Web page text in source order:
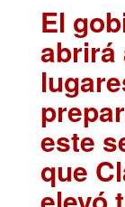
El
abrirá
este
que